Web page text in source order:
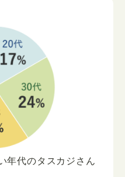
年代のタスカジさん